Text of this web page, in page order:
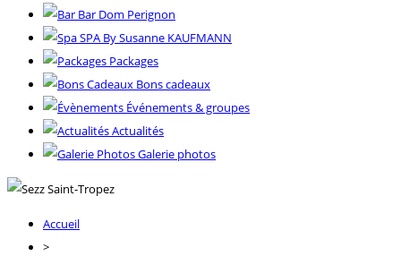
Bar Dom Perignon
SPA By Susanne KAUFMANN
Packages
Bons cadeaux
Événements & groupes
Actualités
Galerie photos
Accueil
>